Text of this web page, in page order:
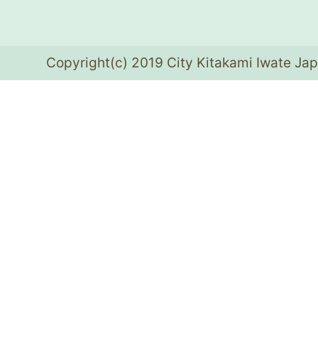
Copyright(c) 2019 City Kitakami Iwate